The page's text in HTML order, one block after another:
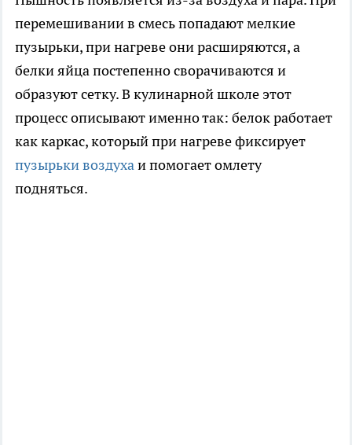
перемешивании в смесь попадают мелкие
пузырьки, при нагреве они расширяются, а
белки яйца постепенно сворачиваются и
образуют сетку. В кулинарной школе этот
процесс описывают именно так: белок работает
как каркас, который при нагреве фиксирует
пузырьки воздухаи помогает омлету
подняться.